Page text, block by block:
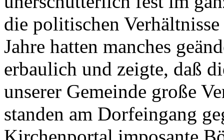
die politischen
Jahre hatten manches
erbaulich und zeigte, daß
unserer Gemeinde große
standen am Dorfeingang